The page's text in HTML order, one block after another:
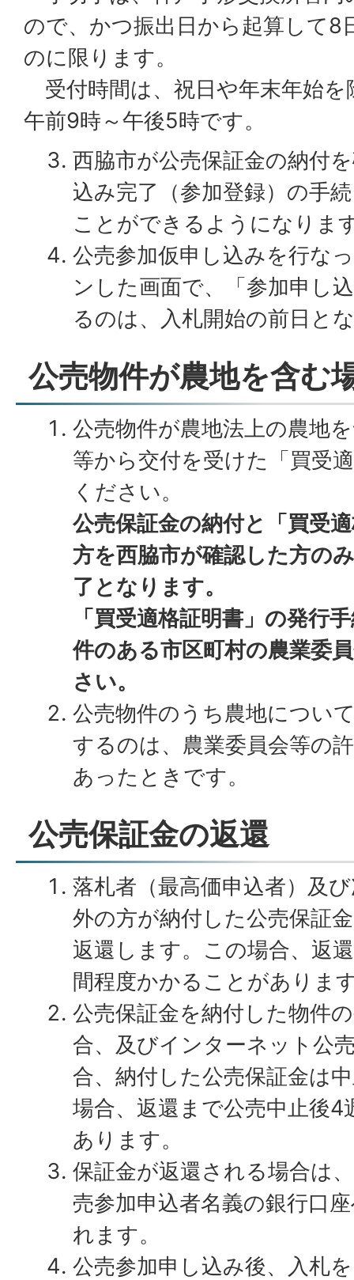
ので、かつ振出日から起算して8
のに限ります。
受付時間は、祝日や年末年始を
午前9時～午後5時です。
西脇市が公売保証金の納付
込み完了（参加登録）の手
ことができるようになりま
公売参加仮申し込みを行な
ンした画面で、「参加申し
るのは、入札開始の前日と
公売物件が農地を含む
公売物件が農地法上の農地
等から交付を受けた「買受
ください。
公売保証金の納付と「買受
方を西脇市が確認した方の
了となります。
「買受適格証明書」の発行
件のある市区町村の農業委
さい。
公売物件のうち農地につい
するのは、農業委員会等の
あったときです。
公売保証金の返還
落札者（最高価申込者）及
外の方が納付した公売保証
返還します。この場合、返
間程度かかることがありま
公売保証金を納付した物件
合、及びインターネット公
合、納付した公売保証金は
場合、返還まで公売中止後4
あります。
保証金が返還される場合は
売参加申込者名義の銀行口
れます。
公売参加申し込み後、入札